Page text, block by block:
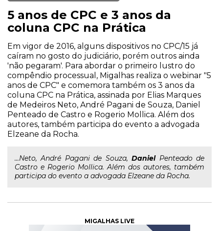
5 anos de CPC e 3 anos da
coluna CPC na Prática
Em vigor de 2016, alguns dispositivos no CPC/15 já
caíram no gosto do judiciário, porém outros ainda
'não pegaram'. Para abordar o primeiro lustro do
compêndio processual, Migalhas realiza o webinar "5
anos de CPC" e comemora também os 3 anos da
coluna CPC na Prática, assinada por Elias Marques
de Medeiros Neto, André Pagani de Souza, Daniel
Penteado de Castro e Rogerio Mollica. Além dos
autores, também participa do evento a advogada
Elzeane da Rocha.
...Neto, André Pagani de Souza,DanielPenteado de
Castro e Rogerio Mollica. Além dos autores, também
participa do evento a advogada Elzeane da Rocha.
MIGALHAS LIVE